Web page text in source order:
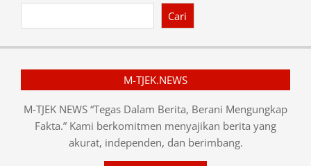
Cari
M-TJEK.NEWS
M-TJEK NEWS “Tegas Dalam Berita, Berani Mengungkap
Fakta.” Kami berkomitmen menyajikan berita yang
akurat, independen, dan berimbang.